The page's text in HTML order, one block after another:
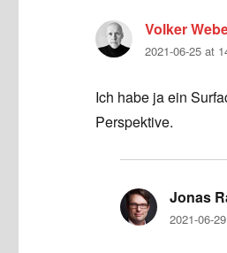
Volker
2021-06-25 at
Ich habe ja ein
Perspektive.
Jonas
2021-06-